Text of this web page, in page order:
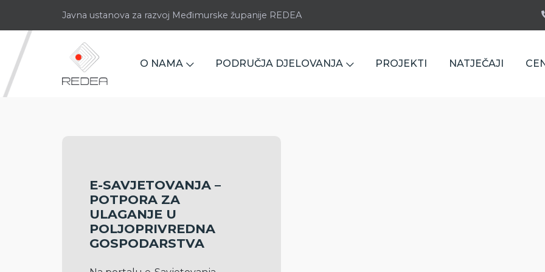
Javna ustanova za razvoj Međimurske županije REDEA
O NAMA PODRUČJA DJELOVANJA PROJEKTI NATJEČAJI
E-SAVJETOVANJA –
POTPORA ZA
ULAGANJE U
POLJOPRIVREDNA
GOSPODARSTVA